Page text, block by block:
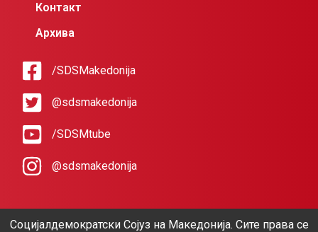
Контакт
Архива
/SDSMakedonija
@sdsmakedonija
/SDSMtube
@sdsmakedonija
Социјалдемократски Сојуз на Македонија. Сите права се